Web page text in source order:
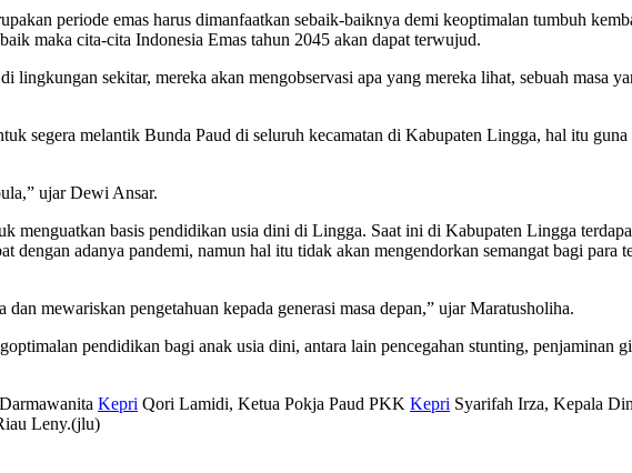
periode emas harus dimanfaatkan sebaik-baiknya demi keoptimalan tumbuh
maka cita-cita Indonesia Emas tahun 2045 akan dapat terwujud.
lingkungan sekitar, mereka akan mengobservasi apa yang mereka lihat, sebuah masa
segera melantik Bunda Paud di seluruh kecamatan di Kabupaten Lingga, hal itu
ujar Dewi Ansar.
menguatkan basis pendidikan usia dini di Lingga. Saat ini di Kabupaten Lingga
adanya pandemi, namun hal itu tidak akan mengendorkan semangat bagi para
mewariskan pengetahuan kepada generasi masa depan,” ujar Maratusholiha.
pendidikan bagi anak usia dini, antara lain pencegahan stunting, penjaminan
Kepri Qori Lamidi, Ketua Pokja Paud PKK Kepri Syarifah Irza, Kepala
Leny.(jlu)